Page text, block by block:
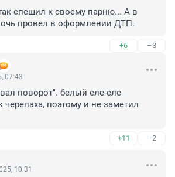
спешил к своему парню... А в
провел в оформлении ДТП.
+6 –3
07:43
поворот". белый еле-еле
черепаха, поэтому и не заметил
+11 –2
10:31